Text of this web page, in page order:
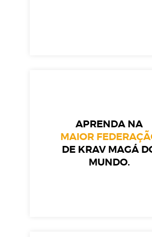
APRENDA NA
MAIOR
DE KRAV MAGÁ
MUNDO.